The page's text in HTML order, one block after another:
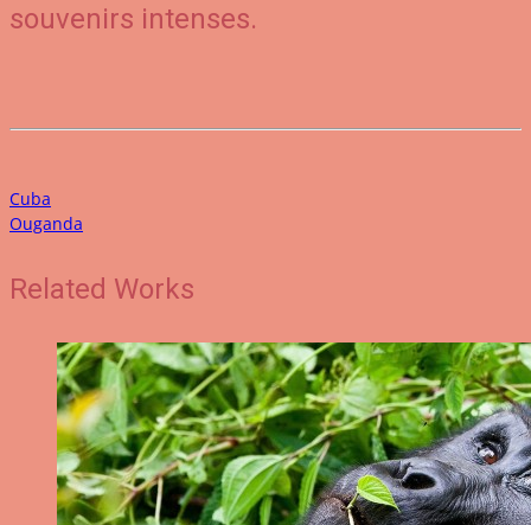
souvenirs intenses.
Cuba
Ouganda
Related Works